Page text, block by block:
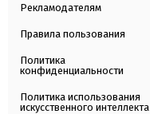
Рекламодателям
Правила пользования
Политика
конфиденциальности
Политика использования
искусственного интеллекта